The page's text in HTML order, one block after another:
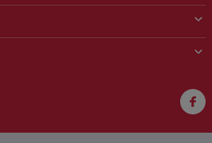
o sull'app?